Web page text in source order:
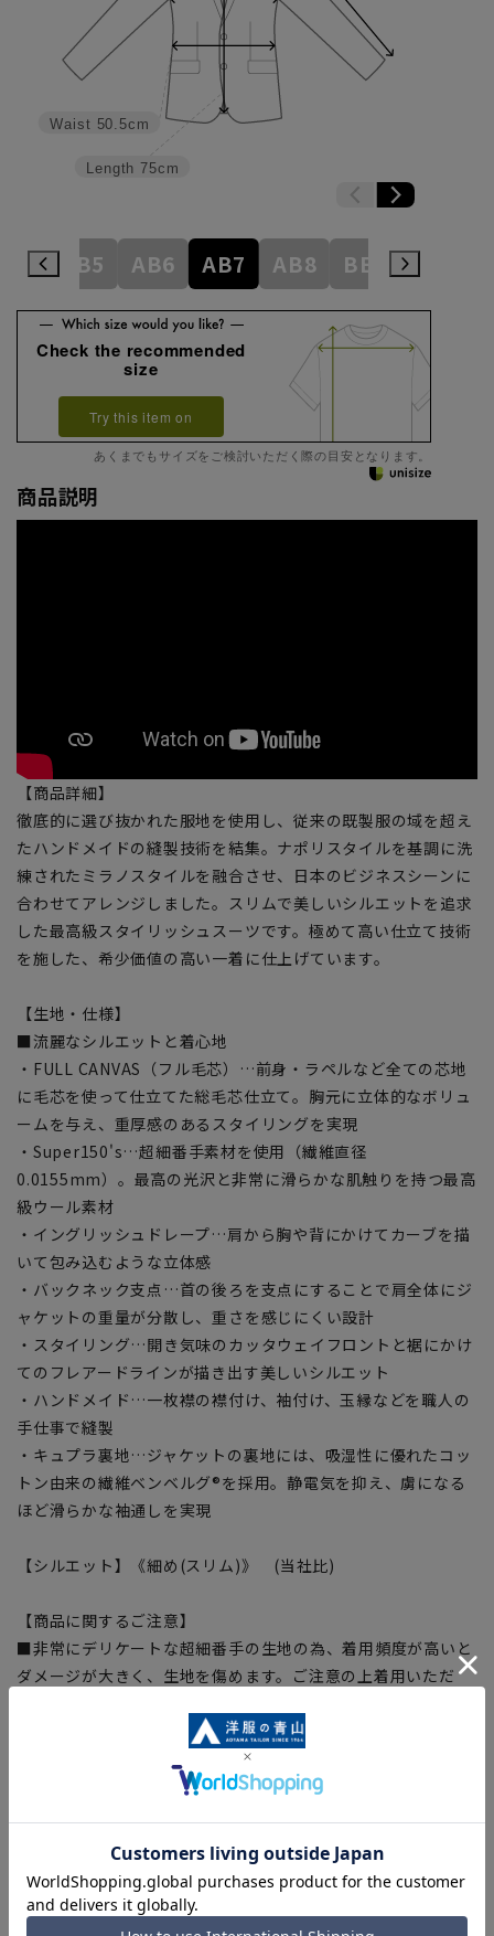
Length 75cm
Waist 50.5cm
AB5 AB6 AB7 AB8 BE3 BE4
Check the recommended
size
Try this item on
あくまでもサイズをご検討いただく際の目安となります。
商品説明
【商品詳細】
徹底的に選び抜かれた服地を使用し、従来の既製服の域を超え
たハンドメイドの縫製技術を結集。ナポリスタイルを基調に洗
練されたミラノスタイルを融合させ、日本のビジネスシーンに
合わせてアレンジしました。スリムで美しいシルエットを追求
した最高級スタイリッシュスーツです。極めて高い仕立て技術
を施した、希少価値の高い一着に仕上げています。
【生地・仕様】
■流麗なシルエットと着心地
・FULL CANVAS（フル毛芯）…前身・ラペルなど全ての芯地
に毛芯を使って仕立てた総毛芯仕立て。胸元に立体的なボリュ
ームを与え、重厚感のあるスタイリングを実現
・Super150's…超細番手素材を使用（繊維直径
0.0155mm）。最高の光沢と非常に滑らかな肌触りを持つ最高
級ウール素材
・イングリッシュドレープ…肩から胸や背にかけてカーブを描
いて包み込むような立体感
・バックネック支点…首の後ろを支点にすることで肩全体にジ
ャケットの重量が分散し、重さを感じにくい設計
・スタイリング…開き気味のカッタウェイフロントと裾にかけ
てのフレアードラインが描き出す美しいシルエット
・ハンドメイド…一枚襟の襟付け、袖付け、玉縁などを職人の
手仕事で縫製
・キュプラ裏地…ジャケットの裏地には、吸湿性に優れたコッ
トン由来の繊維ベンベルグ®を採用。静電気を抑え、虜になる
ほど滑らかな袖通しを実現
【シルエット】《細め(スリム)》 (当社比)
【商品に関するご注意】
■非常にデリケートな超細番手の生地の為、着用頻度が高いと
ダメージが大きく、生地を傷めます。ご注意の上着用いただ
■商品画像はサンプルのため、色味やサイズ等の仕様に変更が
ある場合がございますので、予めご了承ください。
■ゆとり感には個人差があります。サイズ表を確認の上、ご購
干の誤差が生じる場合がございます。予めご了承ください。
■サイズスペックは仕上がりサイズを記載しております。一
部、商品現物におすすめサイズ(ヌードサイズ)を記載している